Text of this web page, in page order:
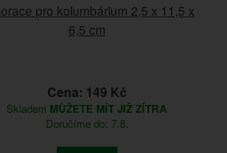
pro kolumbárium 2,5 x 11,5 x
6,5 cm
Cena: 149 Kč
Skladem MŮŽETE MÍT JIŽ ZÍTRA
Doručíme do: 7.8.